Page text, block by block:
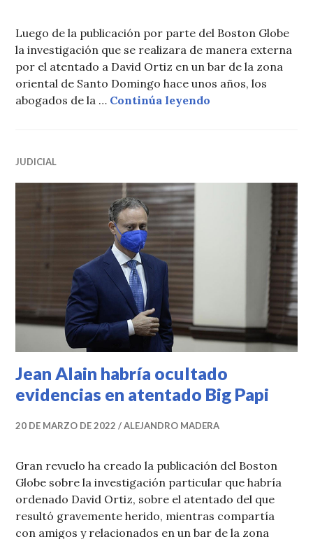
Luego de la publicación por parte del Boston Globe
la investigación que se realizara de manera externa
por el atentado a David Ortiz en un bar de la zona
oriental de Santo Domingo hace unos años, los
abogados de la … Continúa leyendo
JUDICIAL
Jean Alain habría ocultado
evidencias en atentado Big Papi
20 DE MARZO DE 2022 ALEJANDRO MADERA
Gran revuelo ha creado la publicación del Boston
Globe sobre la investigación particular que habría
ordenado David Ortiz, sobre el atentado del que
resultó gravemente herido, mientras compartía
con amigos y relacionados en un bar de la zona